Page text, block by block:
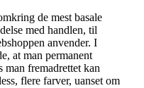
de mest basale
med handlen, til
anvender. I
at man permanent
man fremadrettet kan
flere farver, uanset om